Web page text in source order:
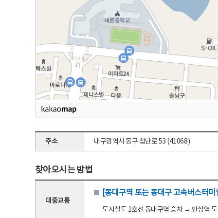
주소 대구광역시 동구 첨단로 53 (41068)
찾아오시는 방법
대중교통
[동대구역 또는 동대구 고속버스터
도시철도 1호선 동대구역 승차 → 안심역